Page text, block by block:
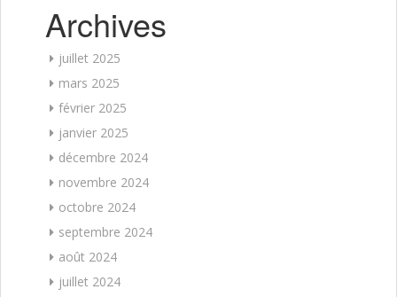
Archives
juillet 2025
mars 2025
février 2025
janvier 2025
décembre 2024
novembre 2024
octobre 2024
septembre 2024
août 2024
juillet 2024